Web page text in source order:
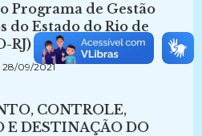
Programa de Gestão
do Estado do Rio de
RJ) – (2009-2013)
28/09/2021
CONTROLE,
E DESTINAÇÃO DO